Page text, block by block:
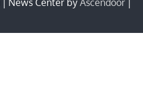
| News Center by Ascendoor |